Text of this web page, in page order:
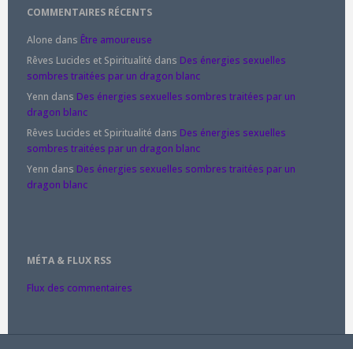
COMMENTAIRES RÉCENTS
Alone dans Être amoureuse
Rêves Lucides et Spiritualité dans Des énergies sexuelles
sombres traitées par un dragon blanc
Yenn dans Des énergies sexuelles sombres traitées par un
dragon blanc
Rêves Lucides et Spiritualité dans Des énergies sexuelles
sombres traitées par un dragon blanc
Yenn dans Des énergies sexuelles sombres traitées par un
dragon blanc
MÉTA & FLUX RSS
Flux des commentaires